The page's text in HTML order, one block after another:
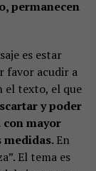
permanecen
es estar
favor acudir a
el texto, el que
y poder
mayor
En
El tema es